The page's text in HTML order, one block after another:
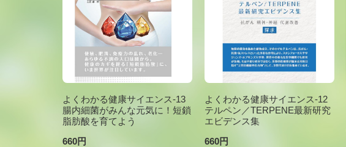
よくわかる健康サイエンス-13
腸内細菌がみんな元気に！短鎖
脂肪酸を育てよう
660円
よくわかる健康サイエンス-12
テルペン／TERPENE最新研究
エビデンス集
660円